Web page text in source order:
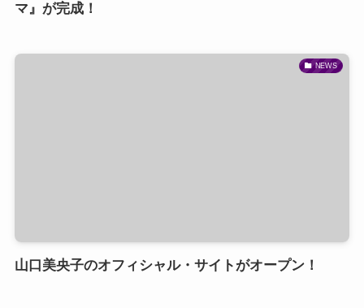
マ』が完成！
NEWS
山口美央子のオフィシャル・サイトがオープン！